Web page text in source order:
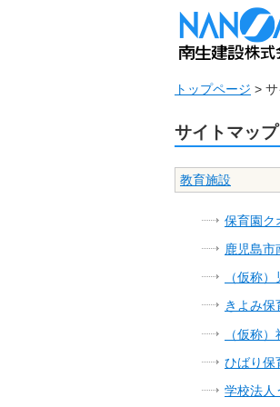
トップページ >
サイトマップ
教育施設
保育園ク
鹿児島市
（仮称
きよみ保
（仮称
ひばり保
学校法人